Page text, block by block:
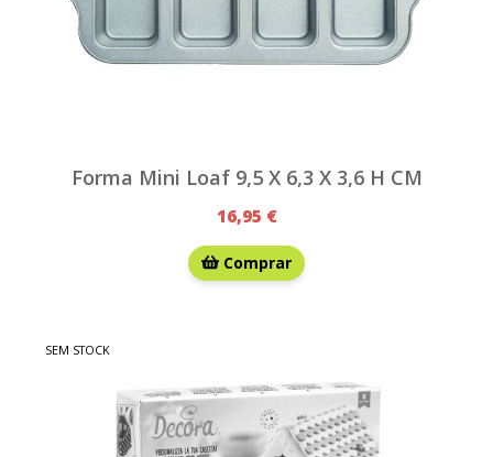
Forma Mini Loaf 9,5 X 6,3 X 3,6 H CM
16,95 €
Comprar
SEM STOCK